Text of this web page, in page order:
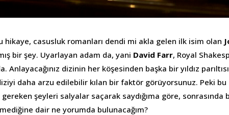
hikaye, casusluk romanları dendi mi akla gelen ilk isim olan
bir şey. Uyarlayan adam da, yani David Farr, Royal
Anlayacağınız dizinin her köşesinden başka bir yıldız
daha arzu edilebilir kılan bir faktör görüyorsunuz. Peki bu
şeyleri salyalar saçarak saydığıma göre, sonrasında
dair ne yorumda bulunacağım?